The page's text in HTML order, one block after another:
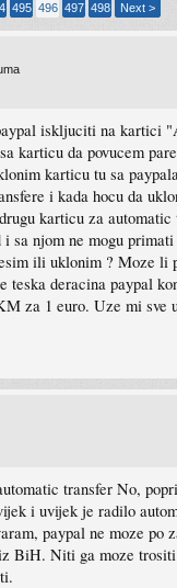
495 496 497 498 Next >
iskljuciti na kartici
karticu da povucem
karticu tu sa
i kada hocu da
karticu za
sa njom ne mogu
ili uklonim ? Moze li
teska deracina paypal
za 1 euro. Uze mi sve
transfer No,
i uvijek je radilo
paypal ne moze po
BiH. Niti ga moze